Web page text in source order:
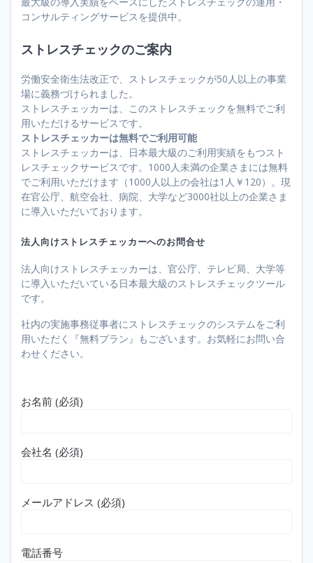
コンサルティングサービスを提供中。
ストレスチェックのご案内
労働安全衛生法改正で、ストレスチェックが50人以上の事業
場に義務づけられました。
ストレスチェッカーは、このストレスチェックを無料でご利
用いただけるサービスです。
ストレスチェッカーは無料でご利用可能
ストレスチェッカーは、日本最大級のご利用実績をもつスト
レスチェックサービスです。1000人未満の企業さまには無料
でご利用いただけます（1000人以上の会社は1人￥120）。現
在官公庁、航空会社、病院、大学など3000社以上の企業さま
に導入いただいております。
法人向けストレスチェッカーへのお問合せ
法人向けストレスチェッカーは、官公庁、テレビ局、大学等
に導入いただいている日本最大級のストレスチェックツール
です。
社内の実施事務従事者にストレスチェックのシステムをご利
用いただく『無料プラン』もございます。お気軽にお問い合
わせください。
お名前 (必須)
会社名 (必須)
メールアドレス (必須)
電話番号